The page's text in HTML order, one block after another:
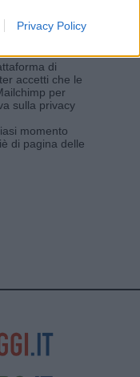
Privacy Policy
di
accetti che le
per
sulla privacy
momento
di pagina delle